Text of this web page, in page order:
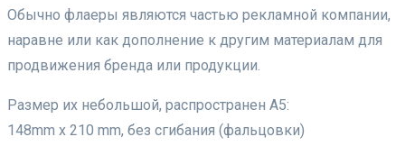
Обычно флаеры являются частью рекламной компании,
наравне или как дополнение к другим материалам для
продвижения бренда или продукции.
Размер их небольшой, распространен А5:
148mm x 210 mm, без сгибания (фальцовки)